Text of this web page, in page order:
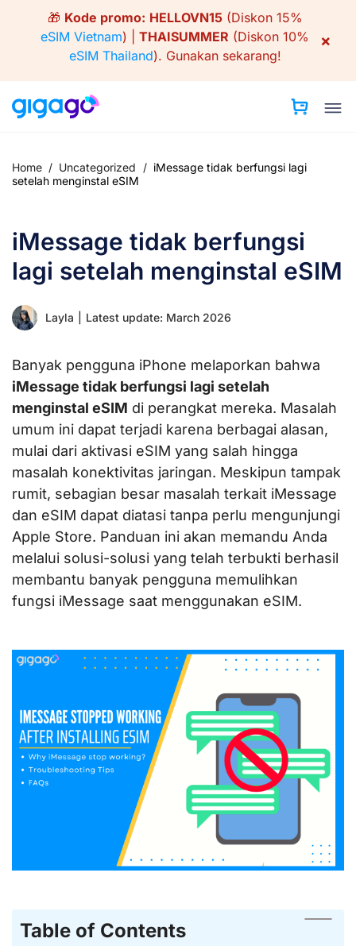
🎁 Kode promo: HELLOVN15(Diskon 15%
eSIM Vietnam) | THAISUMMER (Diskon 10%
eSIM Thailand). Gunakan sekarang!
×
Home / Uncategorized / iMessage tidak berfungsi lagi
setelah menginstal eSIM
iMessage tidak berfungsi
lagi setelah menginstal eSIM
Layla Latest update: March 2026
Banyak pengguna iPhone melaporkan bahwa
iMessage tidak berfungsi lagi setelah
menginstal eSIM di perangkat mereka. Masalah
umum ini dapat terjadi karena berbagai alasan,
mulai dari aktivasi eSIM yang salah hingga
masalah konektivitas jaringan. Meskipun tampak
rumit, sebagian besar masalah terkait iMessage
dan eSIM dapat diatasi tanpa perlu mengunjungi
Apple Store. Panduan ini akan memandu Anda
melalui solusi-solusi yang telah terbukti berhasil
membantu banyak pengguna memulihkan
fungsi iMessage saat menggunakan eSIM.
Table of Contents